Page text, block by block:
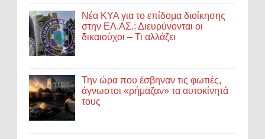
Νέα ΚΥΑ για το επίδομα διοίκησης
στην ΕΛ.ΑΣ.: Διευρύνονται οι
δικαιούχοι – Τι αλλάζει
Την ώρα που έσβηναν τις φωτιές,
άγνωστοι «ρήμαζαν» τα αυτοκίνητά
τους